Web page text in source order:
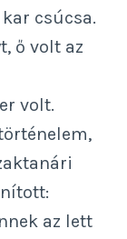
csúcsa.
ő volt az
volt.
az lett